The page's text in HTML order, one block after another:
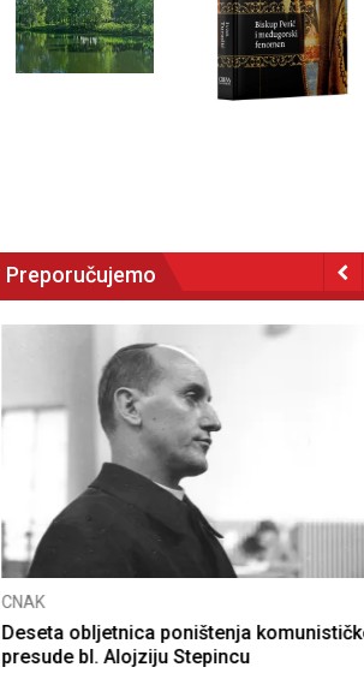
Preporučujemo
CNAK
Deseta obljetnica poništenja komunističke
presude bl. Alojziju Stepincu